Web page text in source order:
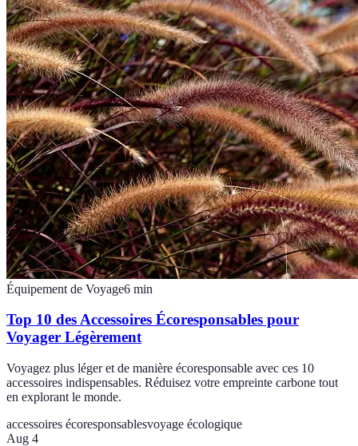
Équipement de Voyage6 min
Top 10 des Accessoires Écoresponsables pour
Voyager Légèrement
Voyagez plus léger et de manière écoresponsable avec ces 10
accessoires indispensables. Réduisez votre empreinte carbone tout
en explorant le monde.
accessoires écoresponsablesvoyage écologique
Aug 4